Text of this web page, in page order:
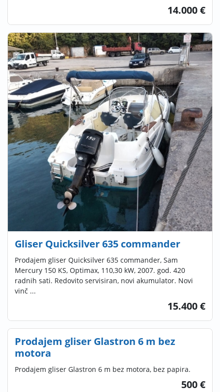
14.000 €
Gliser Quicksilver 635 commander
Prodajem gliser Quicksilver 635 commander, Sam
Mercury 150 KS, Optimax, 110,30 kW, 2007. god. 420
radnih sati. Redovito servisiran, novi akumulator. Novi
vinč ...
15.400 €
Prodajem gliser Glastron 6 m bez
motora
Prodajem gliser Glastron 6 m bez motora, bez papira.
500 €